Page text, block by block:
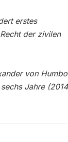
erstes
der zivilen
von
Jahre